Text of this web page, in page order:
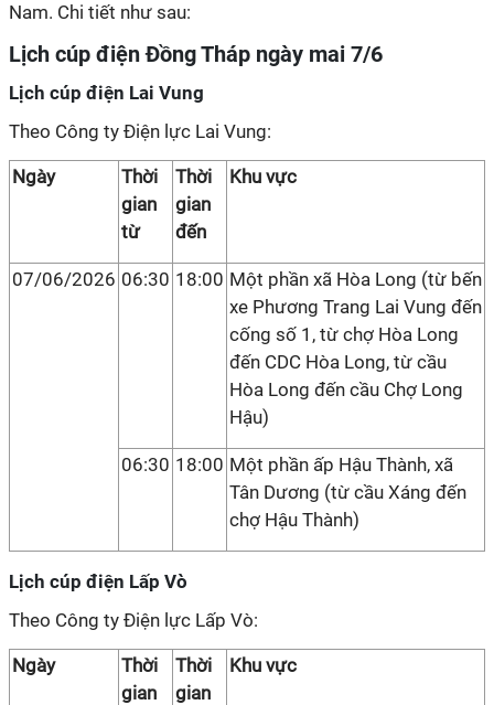
Nam. Chi tiết như sau:
Lịch cúp điện Đồng Tháp ngày mai 7/6
Lịch cúp điện Lai Vung
Theo Công ty Điện lực Lai Vung:
Ngày
Thời
gian
từ
Thời
gian
đến
Khu vực
07/06/2026 06:30 18:00 Một phần xã Hòa Long (từ bến
xe Phương Trang Lai Vung đến
cống số 1, từ chợ Hòa Long
đến CDC Hòa Long, từ cầu
Hòa Long đến cầu Chợ Long
Hậu)
06:30 18:00 Một phần ấp Hậu Thành, xã
Tân Dương (từ cầu Xáng đến
chợ Hậu Thành)
Lịch cúp điện Lấp Vò
Theo Công ty Điện lực Lấp Vò:
Ngày
Thời
gian
Thời
gian
Khu vực